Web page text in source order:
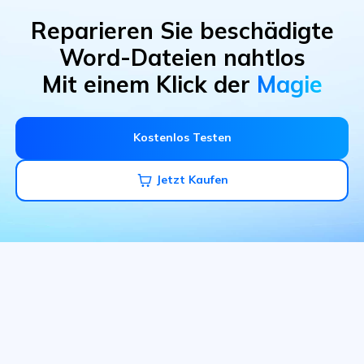
Reparieren Sie beschädigte
Word-Dateien nahtlos
Mit einem Klick der Magie
Kostenlos Testen
Jetzt Kaufen